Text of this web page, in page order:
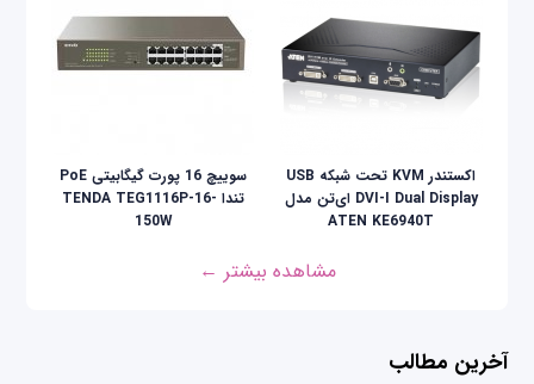
اکستندر KVM تحت شبکه USB
DVI-I Dual Display ای‌تن مدل
ATEN KE6940T
سوییچ 16 پورت گیگابیتی PoE
تندا TENDA TEG1116P-16-
150W
مشاهده بیشتر ←
آخرین مطالب